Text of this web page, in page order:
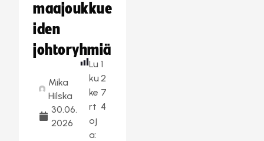
maajoukkue
iden
johtoryhmiä
Mika
Hilska
30.06.
2026
Lu
ku
ke
rt
oj
a:
1
2
7
4